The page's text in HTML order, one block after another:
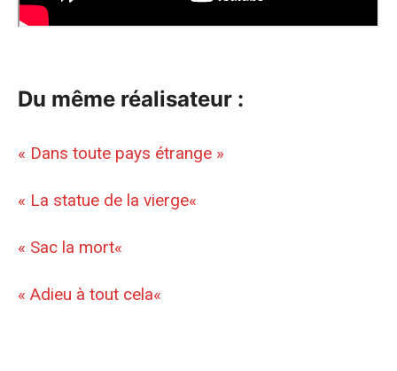
Du même réalisateur :
« Dans toute pays étrange »
« La statue de la vierge«
« Sac la mort«
« Adieu à tout cela«